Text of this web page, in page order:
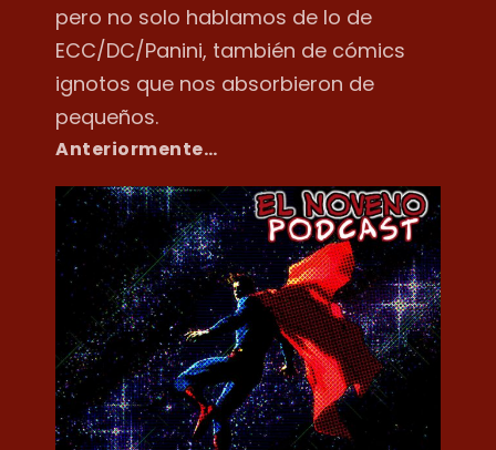
pero no solo hablamos de lo de
ECC/DC/Panini, también de cómics
ignotos que nos absorbieron de
pequeños.
Anteriormente…